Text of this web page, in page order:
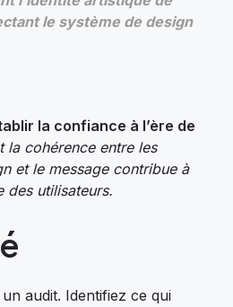
le système de design
la confiance à l’ère de
la cohérence entre les
et le message contribue à
des utilisateurs.
audit. Identifiez ce qui